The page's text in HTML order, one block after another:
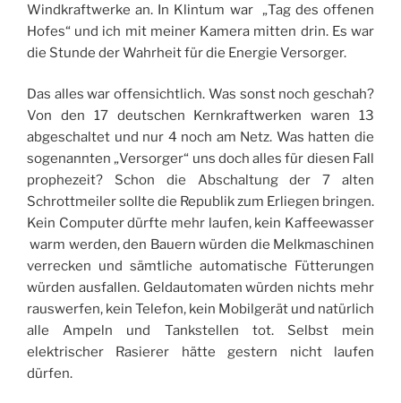
Windkraftwerke an. In Klintum war „Tag des offenen
Hofes“ und ich mit meiner Kamera mitten drin. Es war
die Stunde der Wahrheit für die Energie Versorger.
Das alles war offensichtlich. Was sonst noch geschah?
Von den 17 deutschen Kernkraftwerken waren 13
abgeschaltet und nur 4 noch am Netz. Was hatten die
sogenannten „Versorger“ uns doch alles für diesen Fall
prophezeit? Schon die Abschaltung der 7 alten
Schrottmeiler sollte die Republik zum Erliegen bringen.
Kein Computer dürfte mehr laufen, kein Kaffeewasser
warm werden, den Bauern würden die Melkmaschinen
verrecken und sämtliche automatische Fütterungen
würden ausfallen. Geldautomaten würden nichts mehr
rauswerfen, kein Telefon, kein Mobilgerät und natürlich
alle Ampeln und Tankstellen tot. Selbst mein
elektrischer Rasierer hätte gestern nicht laufen
dürfen.